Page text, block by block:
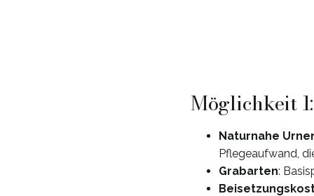
Möglichkeit
Naturnahe
Pflegeaufwand,
Grabarten: